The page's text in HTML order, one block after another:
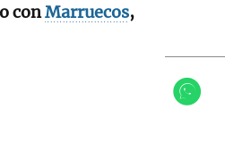
conMarruecos,